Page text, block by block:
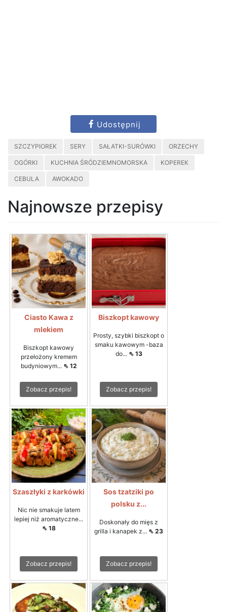
Udostępnij
SZCZYPIOREK SERY SAŁATKI-SURÓWKI ORZECHY
OGÓRKI KUCHNIA ŚRÓDZIEMNOMORSKA KOPEREK
CEBULA AWOKADO
Najnowsze przepisy
Ciasto Kawa z
mlekiem
Biszkopt kawowy
przełożony kremem
budyniowym... ⇖ 12
Zobacz przepis!
Biszkopt kawowy
Prosty, szybki biszkopt o
smaku kawowym -baza
do... ⇖ 13
Zobacz przepis!
Szaszłyki z karkówki
Nic nie smakuje latem
lepiej niż aromatyczne...
⇖ 18
Zobacz przepis!
Sos tzatziki po
polsku z...
Doskonały do mięs z
grilla i kanapek z... ⇖ 23
Zobacz przepis!